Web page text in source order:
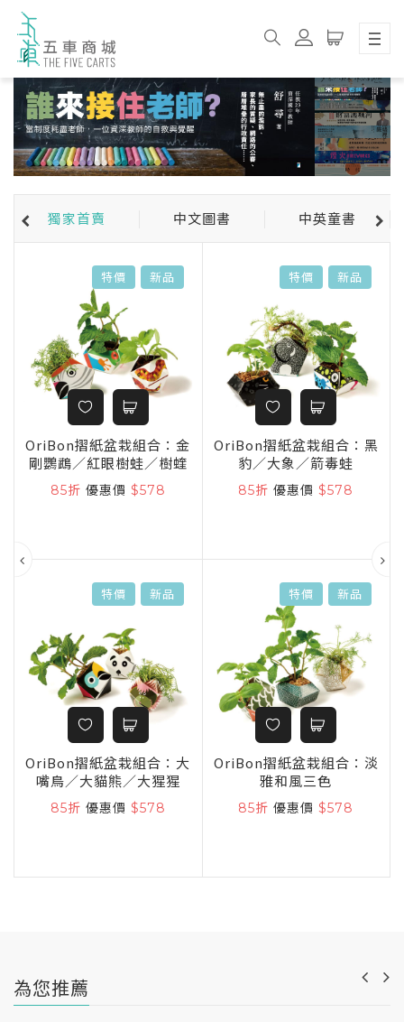
獨家首賣 中文圖書 中英童書
特價 新品
OriBon摺紙盆栽組合：金
剛鸚鵡／紅眼樹蛙／樹蝰
85折 優惠價 $578
特價 新品
OriBon摺紙盆栽組合：大
嘴鳥／大貓熊／大猩猩
85折 優惠價 $578
特價 新品
OriBon摺紙盆栽組合：黑
豹／大象／箭毒蛙
85折優惠價$578
特價 新品
OriBon摺紙盆栽組合：淡
雅和風三色
85折優惠價$578
為您推薦